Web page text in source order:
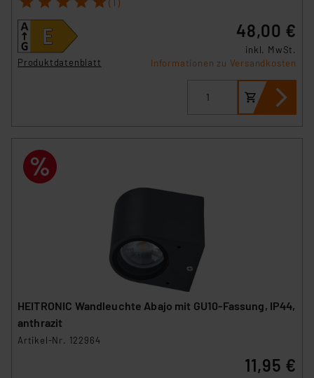
Produktdatenblatt
48,00 €
inkl. MwSt.
Informationen zu Versandkosten
HEITRONIC Wandleuchte Abajo mit GU10-Fassung, IP44,
anthrazit
Artikel-Nr. 122964
11,95 €